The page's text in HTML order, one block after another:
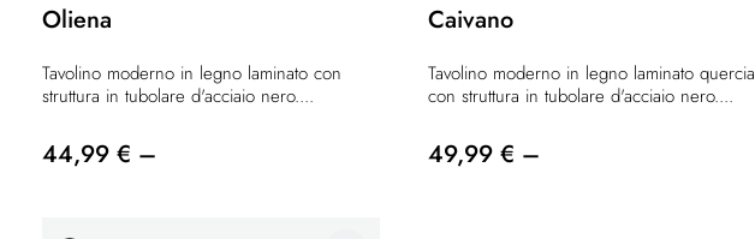
Oliena
Tavolino moderno in legno laminato con
struttura in tubolare d'acciaio nero....
44,99 € –
Caivano
Tavolino moderno in legno laminato quercia
con struttura in tubolare d'acciaio nero....
49,99 € –